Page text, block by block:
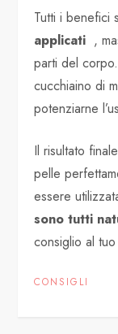
Tutti i benefici
applicati ,
parti del
cucchiaino di
potenziarne
Il risultato
pelle
essere
sono tutti
consiglio al
CONSIGLI